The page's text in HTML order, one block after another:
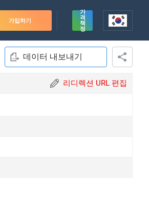
가입하기
가
격
책
정
데이터 내보내기
리디렉션 URL 편집